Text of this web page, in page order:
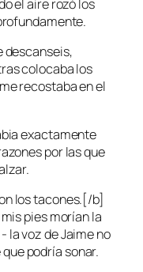
el aire rozó los
descanseis,
colocaba los
recostaba en el
exactamente
por las que
los tacones.[/b]
pies morían la
voz de Jaime no
podría sonar.